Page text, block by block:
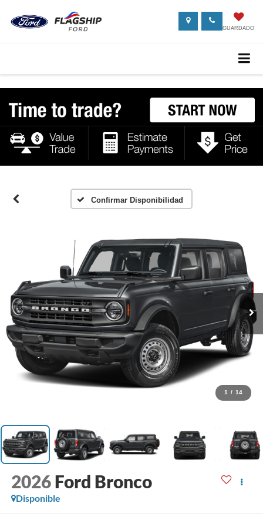
GUARDADO
Confirmar Disponibilidad
1 / 14
2026 Ford Bronco
Disponible